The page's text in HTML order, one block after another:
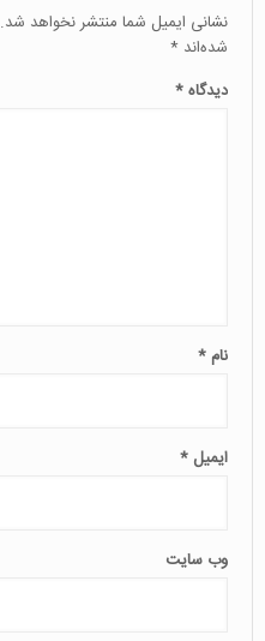
نشانی ایمیل شما منتشر نخواهد شد.
شده‌اند *
دیدگاه*
نام *
ایمیل *
وب‌ سایت